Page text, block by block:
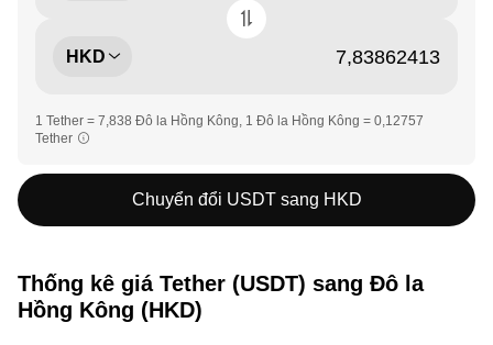
HKD
1 Tether = 7,838 Đô la Hồng Kông, 1 Đô la Hồng Kông = 0,12757
Tether
Chuyển đổi USDT sang HKD
Thống kê giá Tether (USDT) sang Đô la
Hồng Kông (HKD)